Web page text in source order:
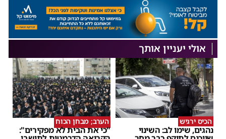
אולי יעניין אותך
הכיס ירגיש
נהגים, שימו לב: השינוי
הערב; מבחן הכוח
"כי את הבית לא מפקירים":